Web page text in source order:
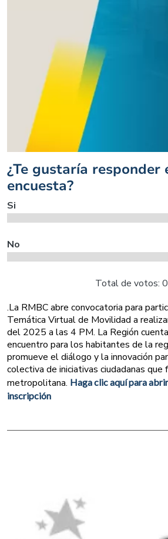
¿Te gustaría responder
encuesta?
Si
No
Total de votos: 0
.La RMBC abre convocatoria para
Temática Virtual de Movilidad a
del 2025 a las 4 PM. La Región
encuentro para los habitantes de la
promueve el diálogo y la innovación
colectiva de iniciativas ciudadanas
metropolitana. Haga clic aquí para
inscripción